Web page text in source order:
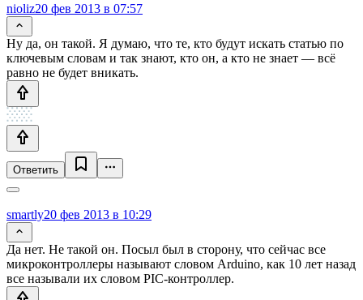
nioliz20 фев 2013 в 07:57
Ну да, он такой. Я думаю, что те, кто будут искать статью по
ключевым словам и так знают, кто он, а кто не знает — всё
равно не будет вникать.
Ответить
smartly20 фев 2013 в 10:29
Да нет. Не такой он. Посыл был в сторону, что сейчас все
микроконтроллеры называют словом Arduino, как 10 лет назад
все называли их словом PIC-контроллер.